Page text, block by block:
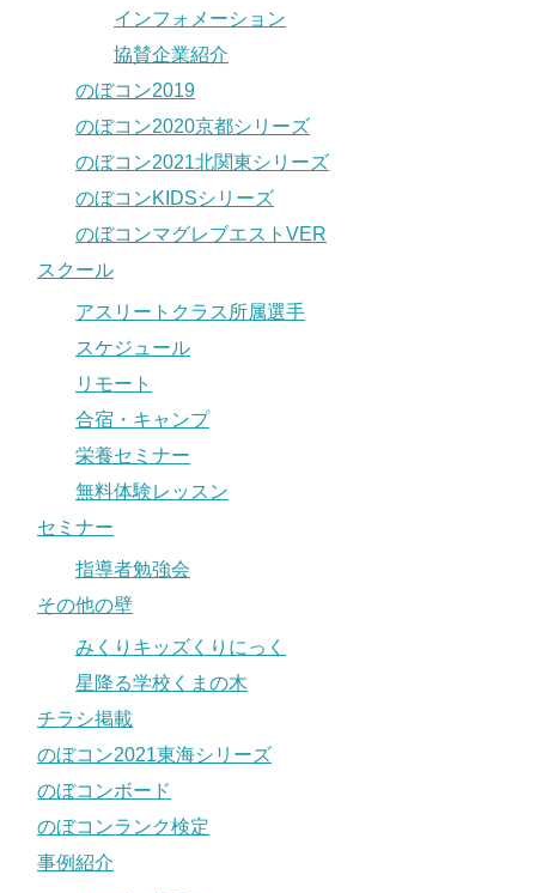
インフォメーション
協賛企業紹介
のぼコン2019
のぼコン2020京都シリーズ
のぼコン2021北関東シリーズ
のぼコンKIDSシリーズ
のぼコンマグレブエストVER
スクール
アスリートクラス所属選手
スケジュール
リモート
合宿・キャンプ
栄養セミナー
無料体験レッスン
セミナー
指導者勉強会
その他の壁
みくりキッズくりにっく
星降る学校くまの木
チラシ掲載
のぼコン2021東海シリーズ
のぼコンボード
のぼコンランク検定
事例紹介